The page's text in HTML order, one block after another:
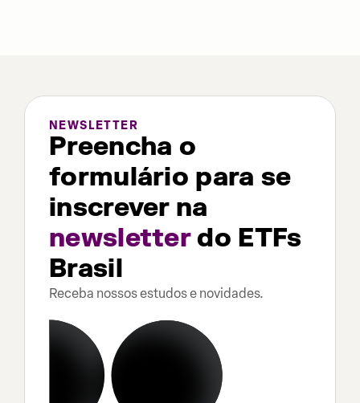
NEWSLETTER
Preencha o
formulário para se
inscrever na
newsletterdo ETFs
Brasil
Receba nossos estudos e novidades.